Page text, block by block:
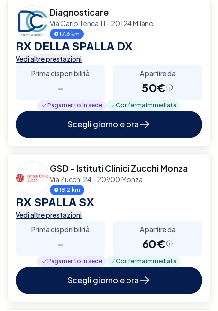
Diagnosticare
Via Carlo Tenca 11 - 20124 Milano
17.6 km
RX DELLA SPALLA DX
Vedi altre prestazioni
Prima disponibilità
-
A partire da
50€
Pagamento in sede Conferma immediata
Scegli giorno e ora
GSD - Istituti Clinici Zucchi Monza
Via Zucchi 24 - 20900 Monza
18.2 km
RX SPALLA SX
Vedi altre prestazioni
Prima disponibilità
-
A partire da
60€
Pagamento in sede Conferma immediata
Scegli giorno e ora